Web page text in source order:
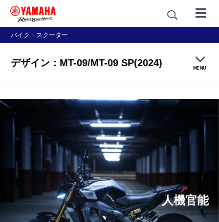
バイク・スクーター
デザイン：MT-09/MT-09 SP(2024) MENU
製品TOP
機能・装備
価格・仕様
アクセサリー＆ギア 人機官能